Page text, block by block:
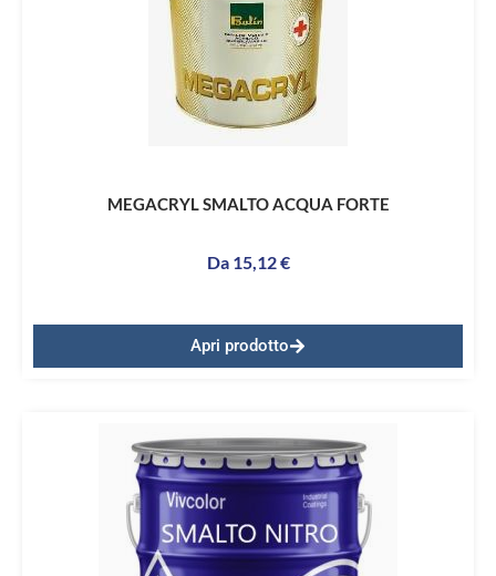
MEGACRYL SMALTO ACQUA FORTE
Da 15,12€
Apri prodotto